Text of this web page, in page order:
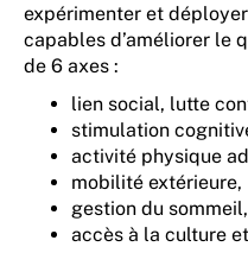
expérimenter et
capables d’améliorer le
de 6 axes :
lien social, lutte
stimulation
activité physique
mobilité extérieure,
gestion du
accès à la culture